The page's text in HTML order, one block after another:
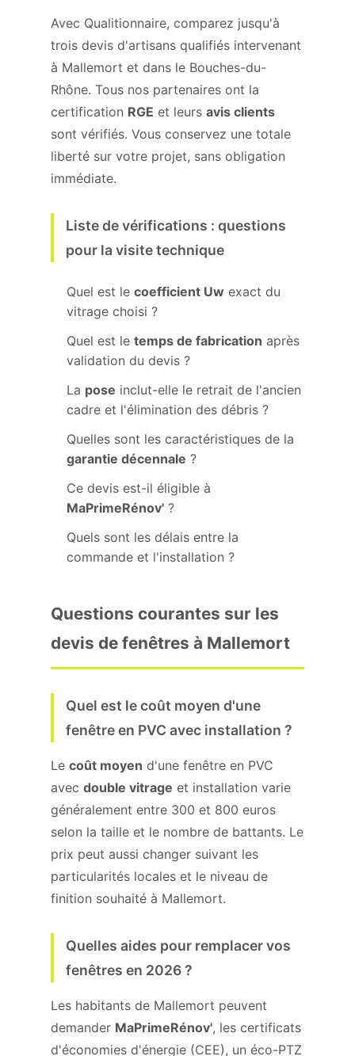
Avec Qualitionnaire, comparez jusqu'à
trois devis d'artisans qualifiés intervenant
à Mallemort et dans le Bouches-du-
Rhône. Tous nos partenaires ont la
certification RGE et leurs avis clients
sont vérifiés. Vous conservez une totale
liberté sur votre projet, sans obligation
immédiate.
Liste de vérifications : questions
pour la visite technique
Quel est le coefficient Uw exact du
vitrage choisi ?
Quel est le temps de fabrication après
validation du devis ?
La pose inclut-elle le retrait de l'ancien
cadre et l'élimination des débris ?
Quelles sont les caractéristiques de la
garantie décennale ?
Ce devis est-il éligible à
MaPrimeRénov' ?
Quels sont les délais entre la
commande et l'installation ?
Questions courantes sur les
devis de fenêtres à Mallemort
Quel est le coût moyen d'une
fenêtre en PVC avec installation ?
Le coût moyen d'une fenêtre en PVC
avec double vitrage et installation varie
généralement entre 300 et 800 euros
selon la taille et le nombre de battants. Le
prix peut aussi changer suivant les
particularités locales et le niveau de
finition souhaité à Mallemort.
Quelles aides pour remplacer vos
fenêtres en 2026 ?
Les habitants de Mallemort peuvent
demander MaPrimeRénov', les certificats
d'économies d'énergie (CEE), un éco-PTZ